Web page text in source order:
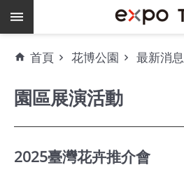
跳到主要內容區塊
門
地
首頁 花博公園 最新消息
園區展演活動
2025臺灣花卉推介會